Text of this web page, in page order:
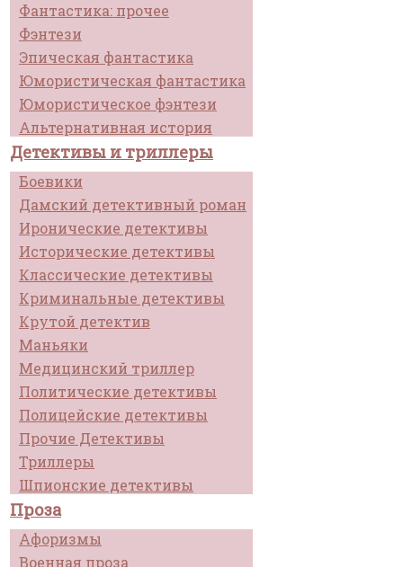
Фантастика: прочее
Фэнтези
Эпическая фантастика
Юмористическая фантастика
Юмористическое фэнтези
Альтернативная история
Детективы и триллеры
Боевики
Дамский детективный роман
Иронические детективы
Исторические детективы
Классические детективы
Криминальные детективы
Крутой детектив
Маньяки
Медицинский триллер
Политические детективы
Полицейские детективы
Прочие Детективы
Триллеры
Шпионские детективы
Проза
Афоризмы
Военная проза